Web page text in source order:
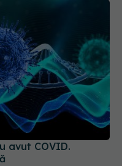
avut COVID.